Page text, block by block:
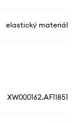
elastický materiál
XW000162.AF11851